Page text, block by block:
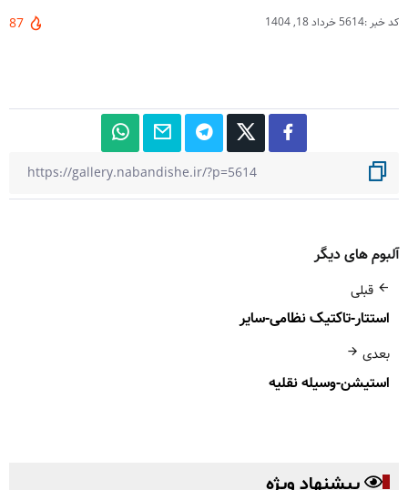
کد خبر :5614 خرداد 18, 1404 87
آلبوم های دیگر
قبلی
استتار-تاکتیک نظامی-سایر
بعدی
استیشن-وسیله نقلیه
پیشنهاد ویژه